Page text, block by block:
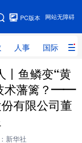
网站无障碍
PC版本
人事 国际 财
人事
港澳
线
丨鱼鳞变“黄
术藩篱？——
有限公司董
新华社